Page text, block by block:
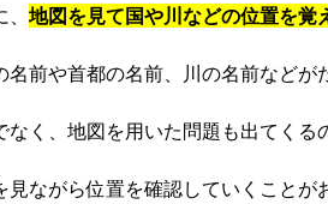
地図を見て国や川などの位置を覚
前や首都の名前、川の名前などが
く、地図を用いた問題も出てくる
ながら位置を確認していくことが